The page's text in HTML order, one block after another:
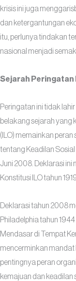
krisis ini juga
dan ketergantungan
itu, perlunya tindakan
nasional menjadi
Sejarah Peringatan
Peringatan ini tidak
belakang sejarah yang
(ILO) memainkan
tentang Keadilan
Juni 2008. Deklarasi ini
Konstitusi ILO tahun
Deklarasi tahun 2008
Philadelphia tahun
Mendasar di Tempat
mencerminkan mandat
pentingnya peran
kemajuan dan keadilan